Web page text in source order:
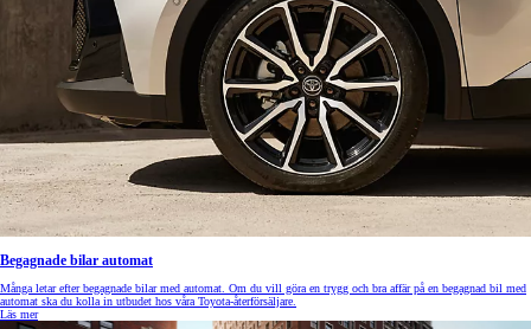
Begagnade bilar automat
Många letar efter begagnade bilar med automat. Om du vill göra en trygg och bra affär på en begagnad bil med
automat ska du kolla in utbudet hos våra Toyota-återförsäljare.
Läs mer